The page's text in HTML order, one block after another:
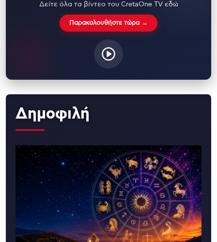
Δείτε όλα τα βίντεο του CretaOne TV εδώ
Παρακολουθήστε τώρα →
Δημοφιλή